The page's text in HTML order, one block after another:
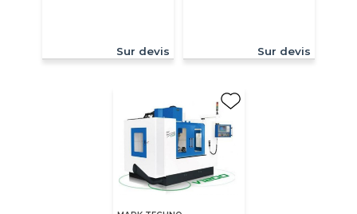
Sur devis Sur devis